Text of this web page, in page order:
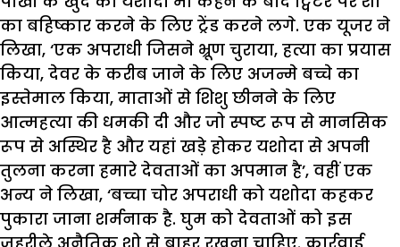
का बहिष्कार करने के लिए ट्रेंड करने लगे. एक यूजर ने
लिखा, ‘एक अपराधी जिसने भ्रूण चुराया, हत्या का प्रयास
किया, देवर के करीब जाने के लिए अजन्मे बच्चे का
इस्तेमाल किया, माताओं से शिशु छीनने के लिए
आत्महत्या की धमकी दी और जो स्पष्ट रूप से मानसिक
रूप से अस्थिर है और यहां खड़े होकर यशोदा से अपनी
तुलना करना हमारे देवताओं का अपमान है’, वहीं एक
अन्य ने लिखा, ‘बच्चा चोर अपराधी को यशोदा कहकर
पुकारा जाना शर्मनाक है. घुम को देवताओं को इस